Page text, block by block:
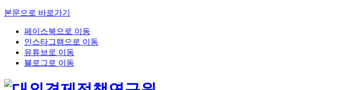
본문으로 바로가기
페이스북으로 이동
인스타그램으로 이동
유튜브로 이동
블로그로 이동